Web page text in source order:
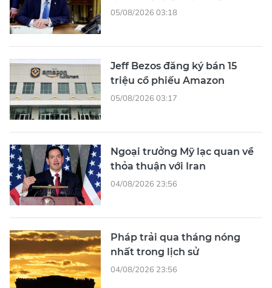
05/08/2026 03:18
Jeff Bezos đăng ký bán 15
triệu cổ phiếu Amazon
05/08/2026 03:17
Ngoại trưởng Mỹ lạc quan về
thỏa thuận với Iran
04/08/2026 23:56
Pháp trải qua tháng nóng
nhất trong lịch sử
04/08/2026 23:56